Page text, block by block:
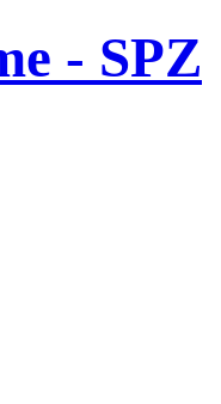
- SPZ